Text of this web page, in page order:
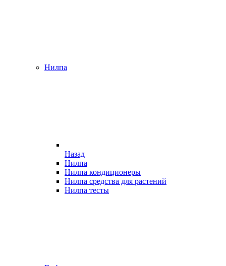
Нилпа
Назад
Нилпа
Нилпа кондиционеры
Нилпа средства для растений
Нилпа тесты